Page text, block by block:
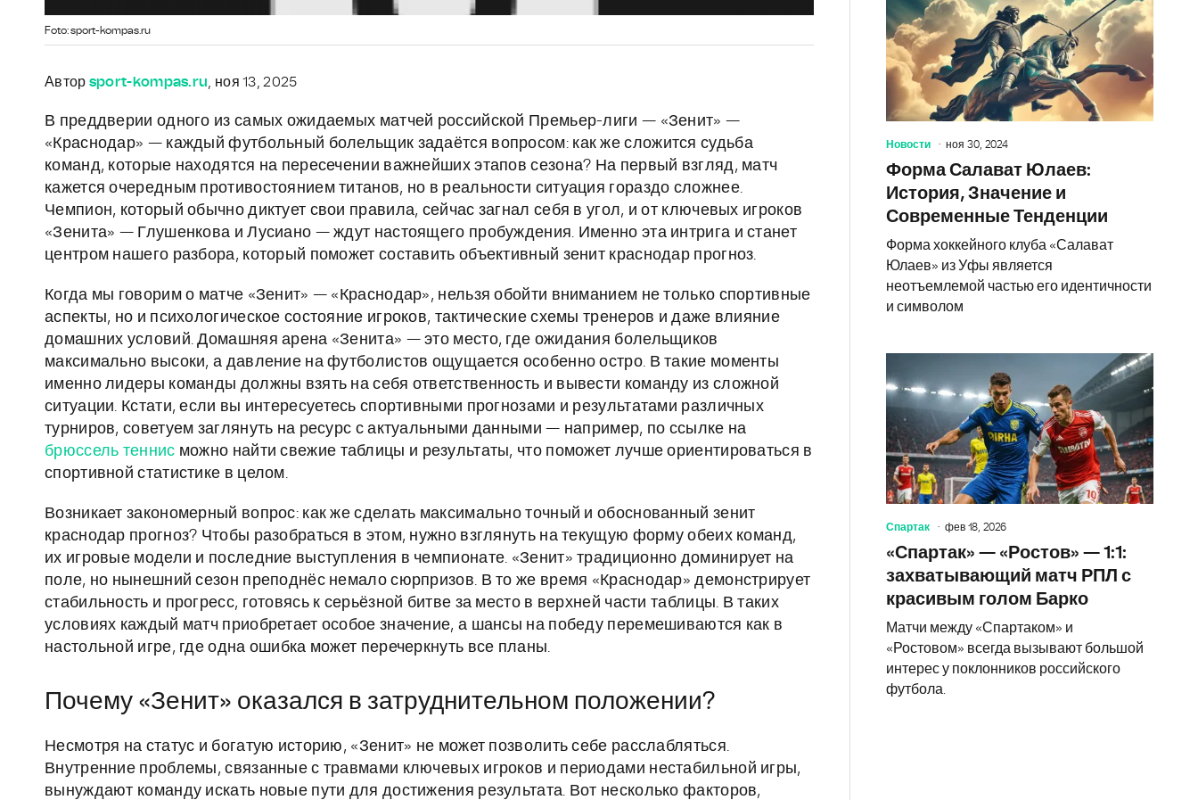
Foto: sport-kompas.ru
Автор sport-kompas.ru, ноя 13, 2025
В преддверии одного из самых ожидаемых матчей российской Премьер-лиги — «Зенит» —
«Краснодар» — каждый футбольный болельщик задаётся вопросом: как же сложится судьба
команд, которые находятся на пересечении важнейших этапов сезона? На первый взгляд, матч
кажется очередным противостоянием титанов, но в реальности ситуация гораздо сложнее.
Чемпион, который обычно диктует свои правила, сейчас загнал себя в угол, и от ключевых игроков
«Зенита» — Глушенкова и Лусиано — ждут настоящего пробуждения. Именно эта интрига и станет
центром нашего разбора, который поможет составить объективный зенит краснодар прогноз.
Когда мы говорим о матче «Зенит» — «Краснодар», нельзя обойти вниманием не только спортивные
аспекты, но и психологическое состояние игроков, тактические схемы тренеров и даже влияние
домашних условий. Домашняя арена «Зенита» — это место, где ожидания болельщиков
максимально высоки, а давление на футболистов ощущается особенно остро. В такие моменты
именно лидеры команды должны взять на себя ответственность и вывести команду из сложной
ситуации. Кстати, если вы интересуетесь спортивными прогнозами и результатами различных
турниров, советуем заглянуть на ресурс с актуальными данными — например, по ссылке на
брюссель теннис можно найти свежие таблицы и результаты, что поможет лучше ориентироваться в
спортивной статистике в целом.
Возникает закономерный вопрос: как же сделать максимально точный и обоснованный зенит
краснодар прогноз? Чтобы разобраться в этом, нужно взглянуть на текущую форму обеих команд,
их игровые модели и последние выступления в чемпионате. «Зенит» традиционно доминирует на
поле, но нынешний сезон преподнёс немало сюрпризов. В то же время «Краснодар» демонстрирует
стабильность и прогресс, готовясь к серьёзной битве за место в верхней части таблицы. В таких
условиях каждый матч приобретает особое значение, а шансы на победу перемешиваются как в
настольной игре, где одна ошибка может перечеркнуть все планы.
Почему «Зенит» оказался в затруднительном положении?
Несмотря на статус и богатую историю, «Зенит» не может позволить себе расслабляться.
Внутренние проблемы, связанные с травмами ключевых игроков и периодами нестабильной игры,
вынуждают команду искать новые пути для достижения результата. Вот несколько факторов,
Новости ноя 30, 2024
Форма Салават Юлаев:
История, Значение и
Современные Тенденции
Форма хоккейного клуба «Салават
Юлаев» из Уфы является
неотъемлемой частью его идентичности
и символом
Спартак фев 18, 2026
«Спартак» — «Ростов» — 1:1:
захватывающий матч РПЛ с
красивым голом Барко
Матчи между «Спартаком» и
«Ростовом» всегда вызывают большой
интерес у поклонников российского
футбола.